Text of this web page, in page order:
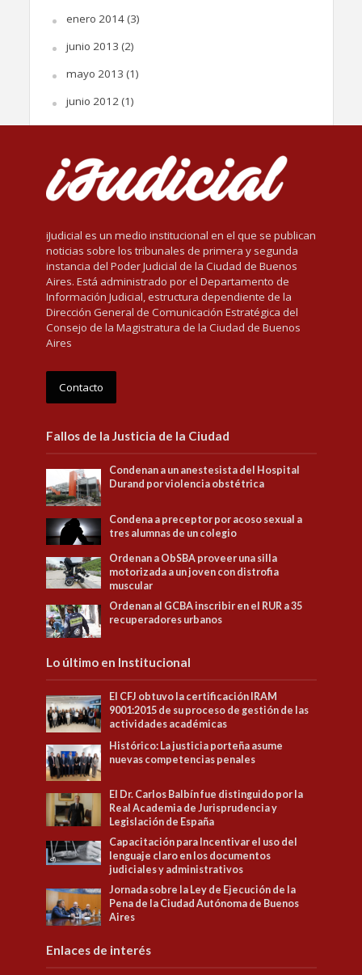
enero 2014(3)
junio 2013 (2)
mayo 2013 (1)
junio 2012(1)
iJudicial es un medio institucional en el que se publican
noticias sobre los tribunales de primera y segunda
instancia del Poder Judicial de la Ciudad de Buenos
Aires. Está administrado por el Departamento de
Información Judicial, estructura dependiente de la
Dirección General de Comunicación Estratégica del
Consejo de la Magistratura de la Ciudad de Buenos
Aires
Contacto
Fallos de la Justicia de la Ciudad
Condenan a un anestesista del Hospital
Durand por violencia obstétrica
Condena a preceptor por acoso sexual a
tres alumnas de un colegio
Ordenan a ObSBA proveer una silla
motorizada a un joven con distrofia
muscular
Ordenan al GCBA inscribir en el RUR a 35
recuperadores urbanos
Lo último en Institucional
El CFJ obtuvo la certificación IRAM
9001:2015 de su proceso de gestión de las
actividades académicas
Histórico: La justicia porteña asume
nuevas competencias penales
El Dr. Carlos Balbín fue distinguido por la
Real Academia de Jurisprudencia y
Legislación de España
Capacitación para Incentivar el uso del
lenguaje claro en los documentos
judiciales y administrativos
Jornada sobre la Ley de Ejecución de la
Pena de la Ciudad Autónoma de Buenos
Aires
Enlaces de interés